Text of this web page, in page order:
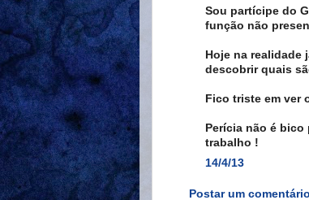
Sou partícipe do
função não
Hoje na realidade
descobrir quais
Fico triste em ver
Perícia não é
trabalho !
14/4/13
Postar um comentário